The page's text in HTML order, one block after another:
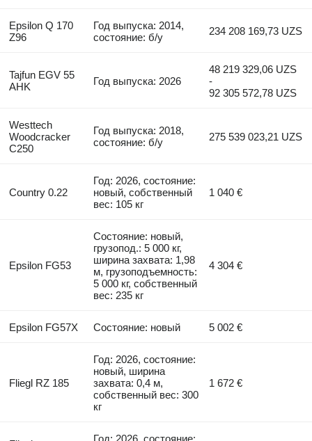
Epsilon Q 170
Z96
Год выпуска: 2014,
состояние: б/у
234 208 169,73 UZS
Tajfun EGV 55
AHK
Год выпуска: 2026
48 219 329,06 UZS
-
92 305 572,78 UZS
Westtech
Woodcracker
C250
Год выпуска: 2018,
состояние: б/у
275 539 023,21 UZS
Country 0.22
Год: 2026, состояние:
новый, собственный
вес: 105 кг
1 040 €
Epsilon FG53
Состояние: новый,
грузопод.: 5 000 кг,
ширина захвата: 1,98
м, грузоподъемность:
5 000 кг, собственный
вес: 235 кг
4 304 €
Epsilon FG57X Состояние: новый 5 002 €
Fliegl RZ 185
Год: 2026, состояние:
новый, ширина
захвата: 0,4 м,
собственный вес: 300
кг
1 672 €
Год: 2026, состояние: